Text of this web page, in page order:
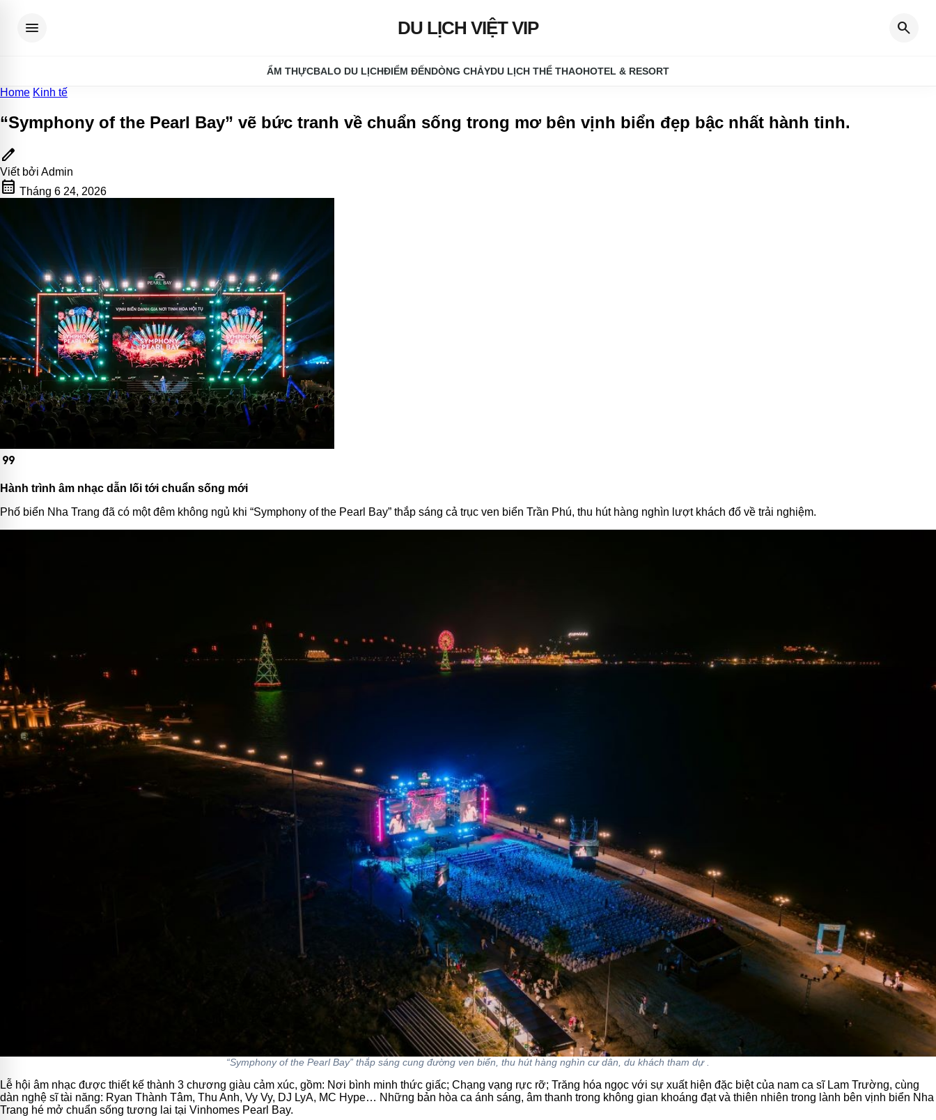
menu DU LỊCH VIỆT VIP search
ẨM THỰC BALO DU LỊCHĐIỂM ĐẾN DÒNG CHẢY DU LỊCH THỂ THAO HOTEL & RESORT
Home Kinh tế
“Symphony of the Pearl Bay” vẽ bức tranh về chuẩn sống trong mơ bên vịnh biển đẹp bậc nhất hành tinh.
edit
Viết bởi Admin
calendar_month Tháng 6 24, 2026
format_quote
Hành trình âm nhạc dẫn lối tới chuẩn sống mới
Phố biển Nha Trang đã có một đêm không ngủ khi “Symphony of the Pearl Bay” thắp sáng cả trục ven biển Trần Phú, thu hút hàng nghìn lượt khách đổ về trải nghiệm.
“Symphony of the Pearl Bay” thắp sáng cung đường ven biển, thu hút hàng nghìn cư dân, du khách tham dự .
Lễ hội âm nhạc được thiết kế thành 3 chương giàu cảm xúc, gồm: Nơi bình minh thức giấc; Chạng vạng rực rỡ; Trăng hóa ngọc với sự xuất hiện đặc biệt của nam ca sĩ Lam Trường, cùng
dàn nghệ sĩ tài năng: Ryan Thành Tâm, Thu Anh, Vy Vy, DJ LyA, MC Hype… Những bản hòa ca ánh sáng, âm thanh trong không gian khoáng đạt và thiên nhiên trong lành bên vịnh biển Nha
Trang hé mở chuẩn sống tương lai tại Vinhomes Pearl Bay.